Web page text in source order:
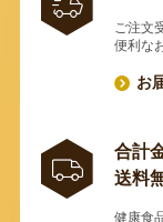
ご注文
便利な
お
合計
送料
健康食